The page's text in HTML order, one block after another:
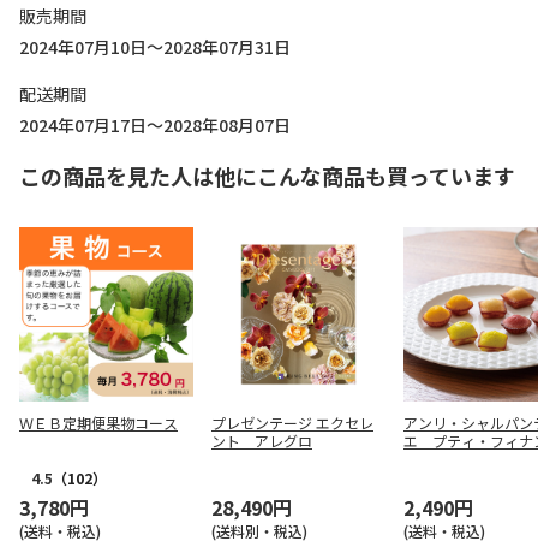
販売期間
2024年07月10日～2028年07月31日
配送期間
2024年07月17日～2028年08月07日
この商品を見た人は他にこんな商品も買っています
ＷＥＢ定期便果物コース
4.5 （102）
3,780円
(送料・税込)
プレゼンテージ エクセレ
ント アレグロ
28,490円
(送料別・税込)
アンリ・シャルパン
エ プティ・フィナ
2,490円
(送料・税込)